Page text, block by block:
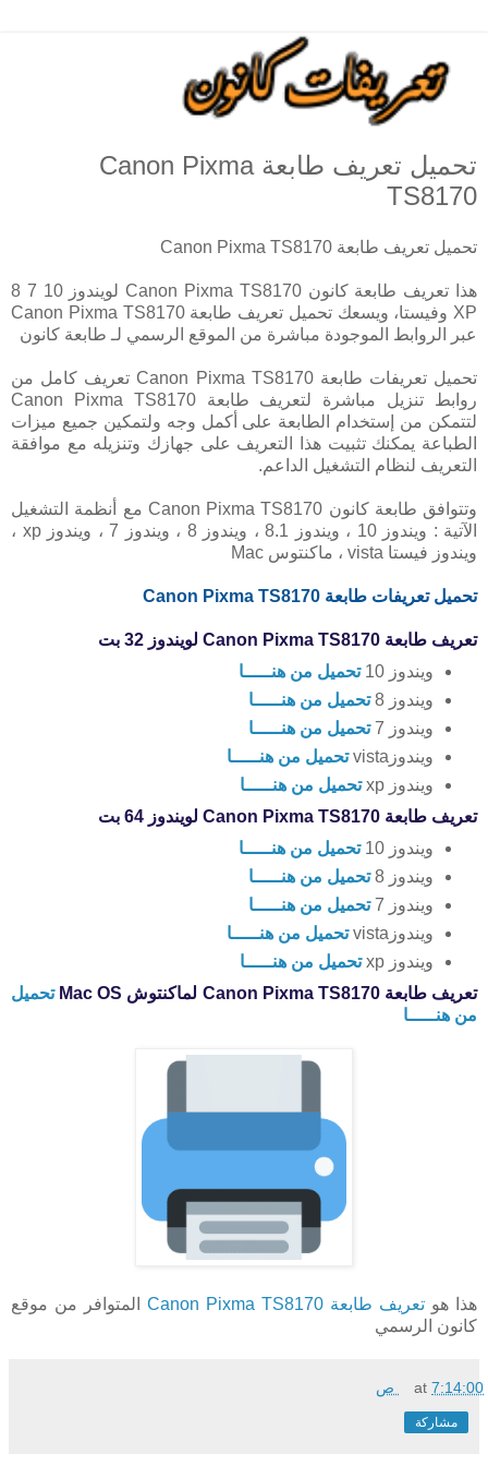
تحميل تعريف طابعة Canon Pixma
TS8170
تحميل تعريف طابعة Canon Pixma TS8170
هذا تعريف طابعة كانون Canon Pixma TS8170 لويندوز 10 7 8
XP وفيستا، ويسعك تحميل تعريف طابعة Canon Pixma TS8170
عبر الروابط الموجودة مباشرة من الموقع الرسمي لـ طابعة كانون
تحميل تعريفات طابعة Canon Pixma TS8170 تعريف كامل من
روابط تنزيل مباشرة لتعريف طابعة Canon Pixma TS8170
لتتمكن من إستخدام الطابعة على أكمل وجه ولتمكين جميع ميزات
الطباعة يمكنك تثبيت هذا التعريف على جهازك وتنزيله مع موافقة
التعريف لنظام التشغيل الداعم.
وتتوافق طابعة كانون Canon Pixma TS8170 مع أنظمة التشغيل
الآتية : ويندوز 10 ، ويندوز 8.1 ، ويندوز 8 ، ويندوز 7 ، ويندوز xp ،
ويندوز فيستا vista ، ماكنتوس Mac
تحميل تعريفات طابعة Canon Pixma TS8170
تعريف طابعة Canon Pixma TS8170 لويندوز 32 بت
ويندوز 10
تحميل من هنـــــا
ويندوز 8
تحميل من هنـــــا
ويندوز 7
تحميل من هنـــــا
ويندوزvista
تحميل من هنـــــا
ويندوز xp
تحميل من هنـــــا
تعريف طابعة Canon Pixma TS8170 لويندوز 64 بت
ويندوز 10
تحميل من هنـــــا
ويندوز 8
تحميل من هنـــــا
ويندوز 7
تحميل من هنـــــا
ويندوزvista
تحميل من هنـــــا
ويندوز xp
تحميل من هنـــــا
تعريف طابعة Canon Pixma TS8170 لماكنتوش Mac OS
تحميل
من هنـــــا
هذا هو تعريف طابعة Canon Pixma TS8170
المتوافر من موقع
كانون الرسمي
at7:14:00 ص
مشاركة